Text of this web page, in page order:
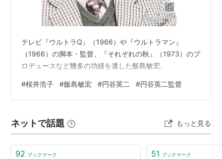
テレビ『ウルトラQ』（1966）や『ウルトラマン』
（1966）の脚本・監督、『それぞれの秋』（1973）のプ
ロデュースなど幾多の功績を遺した飯島敏宏。
#桜井浩子 #飯島敏宏 #円谷英二 #円谷英二監督
ネットで話題 もっと見る
92 ブックマーク 51 ブックマーク